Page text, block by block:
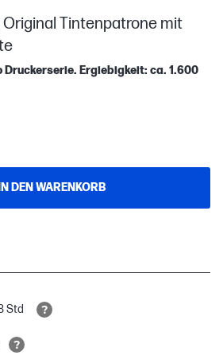
Original Tintenpatrone mit
Druckerserie. Ergiebigkeit: ca. 1.600
IN DEN WARENKORB
Std